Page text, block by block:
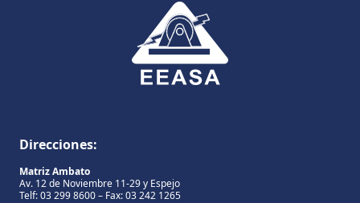
Direcciones:
Matriz Ambato
Av. 12 de Noviembre 11-29 y Espejo
Telf: 03 299 8600 – Fax: 03 242 1265